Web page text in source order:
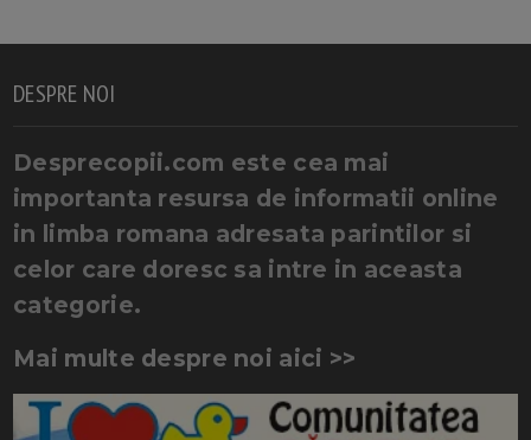
DESPRE NOI
Desprecopii.com este cea mai
importanta resursa de informatii online
in limba romana adresata parintilor si
celor care doresc sa intre in aceasta
categorie.
Mai multe despre noi aici >>